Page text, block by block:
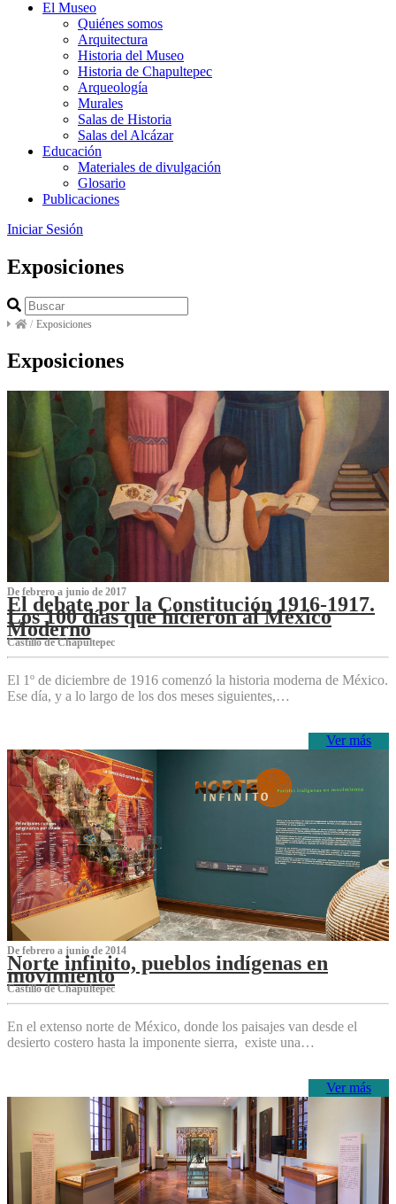
El Museo
Quiénes somos
Arquitectura
Historia del Museo
Historia de Chapultepec
Arqueología
Murales
Salas de Historia
Salas del Alcázar
Educación
Materiales de divulgación
Glosario
Publicaciones
Iniciar Sesión
Exposiciones
/ Exposiciones
Exposiciones
De febrero a junio de 2017
El debate por la Constitución 1916-1917.
Los 100 días que hicieron al México
Moderno
Castillo de Chapultepec
El 1º de diciembre de 1916 comenzó la historia moderna de México.
Ese día, y a lo largo de los dos meses siguientes,…
Ver más
De febrero a junio de 2014
Norte infinito, pueblos indígenas en
movimiento
Castillo de Chapultepec
En el extenso norte de México, donde los paisajes van desde el
desierto costero hasta la imponente sierra, existe una…
Ver más